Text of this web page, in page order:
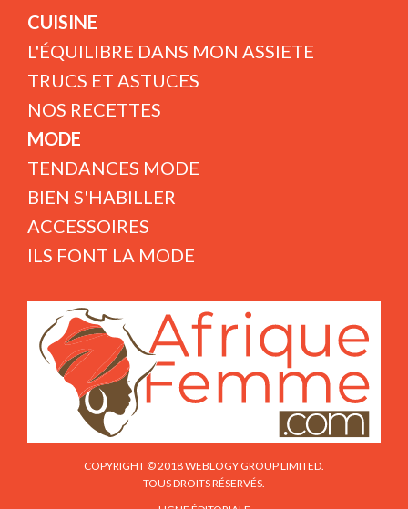
CUISINE
L'ÉQUILIBRE DANS MON ASSIETE
TRUCS ET ASTUCES
NOS RECETTES
MODE
TENDANCES MODE
BIEN S'HABILLER
ACCESSOIRES
ILS FONT LA MODE
COPYRIGHT © 2018 WEBLOGY GROUP LIMITED.
TOUS DROITS RÉSERVÉS.